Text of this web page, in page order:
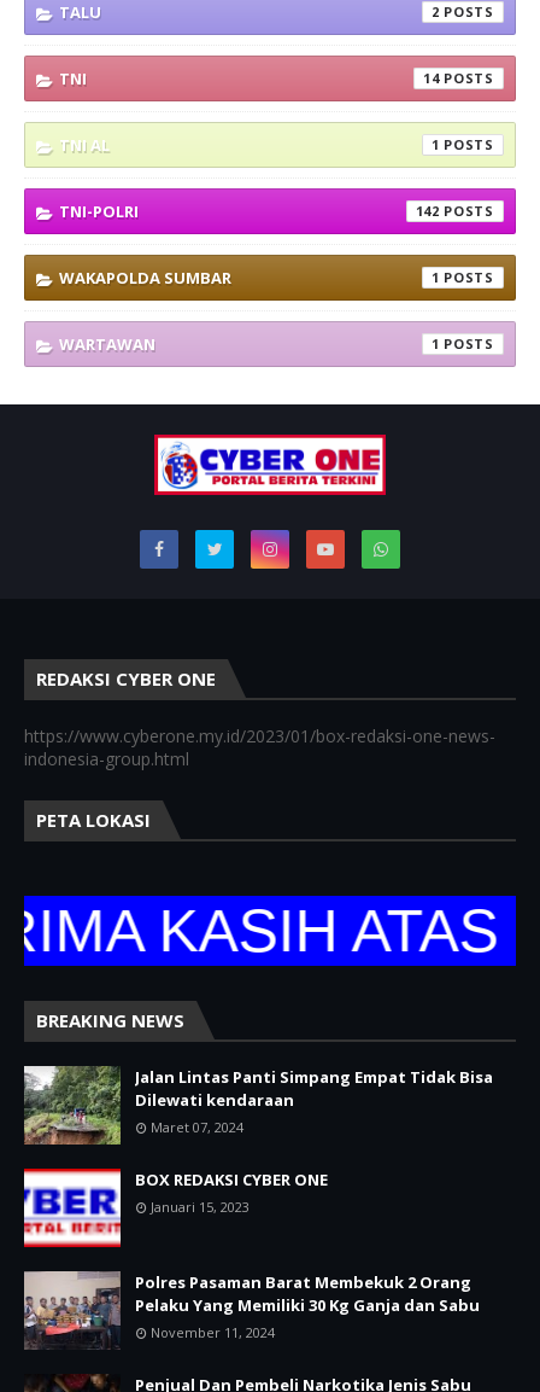
TALU 2
TNI 14
TNI AL 1
TNI-POLRI 142
WAKAPOLDA SUMBAR 1
WARTAWAN 1
REDAKSI CYBER ONE
https://www.cyberone.my.id/2023/01/box-redaksi-one-news-
indonesia-group.html
PETA LOKASI
KASIH ATAS
BREAKING NEWS
Jalan Lintas Panti Simpang Empat Tidak Bisa
Dilewati kendaraan
Maret 07, 2024
BOX REDAKSI CYBER ONE
Januari 15, 2023
Polres Pasaman Barat Membekuk 2 Orang
Pelaku Yang Memiliki 30 Kg Ganja dan Sabu
November 11, 2024
Penjual Dan Pembeli Narkotika Jenis Sabu